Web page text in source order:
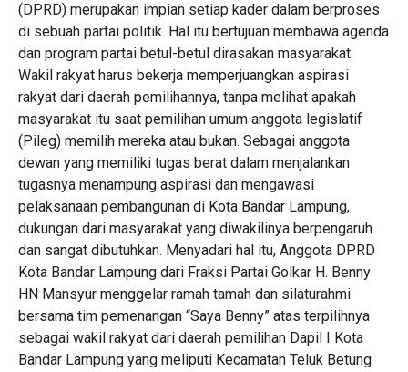
(DPRD) merupakan impian setiap kader dalam berproses
di sebuah partai politik. Hal itu bertujuan membawa agenda
dan program partai betul-betul dirasakan masyarakat.
Wakil rakyat harus bekerja memperjuangkan aspirasi
rakyat dari daerah pemilihannya, tanpa melihat apakah
masyarakat itu saat pemilihan umum anggota legislatif
(Pileg) memilih mereka atau bukan. Sebagai anggota
dewan yang memiliki tugas berat dalam menjalankan
tugasnya menampung aspirasi dan mengawasi
pelaksanaan pembangunan di Kota Bandar Lampung,
dukungan dari masyarakat yang diwakilinya berpengaruh
dan sangat dibutuhkan. Menyadari hal itu, Anggota DPRD
Kota Bandar Lampung dari Fraksi Partai Golkar H. Benny
HN Mansyur menggelar ramah tamah dan silaturahmi
bersama tim pemenangan “Saya Benny” atas terpilihnya
sebagai wakil rakyat dari daerah pemilihan Dapil I Kota
Bandar Lampung yang meliputi Kecamatan Teluk Betung